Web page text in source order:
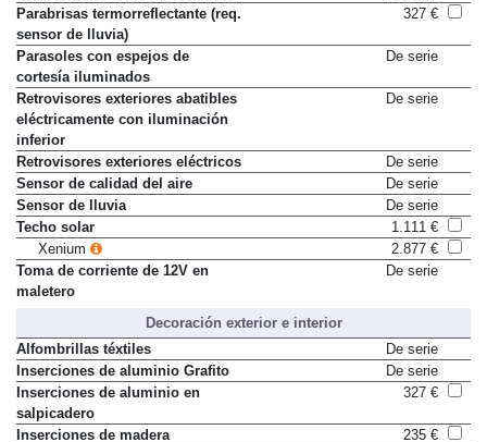
Memoria en asiento de conductor
De serie
Parabrisas termorreflectante (req.
sensor de lluvia)
Parasoles con espejos de
cortesía iluminados
Retrovisores exteriores abatibles
eléctricamente con iluminación
inferior
Retrovisores exteriores eléctricos
De serie
Sensor de calidad del aire
De serie
Sensor de lluvia
De serie
Techo solar
1.111 €
Xenium
2.877 €
Toma de corriente de 12V en
Decoración exterior e interior
Alfombrillas téxtiles
De serie
Inserciones de aluminio Grafito
De serie
Inserciones de aluminio en
salpicadero